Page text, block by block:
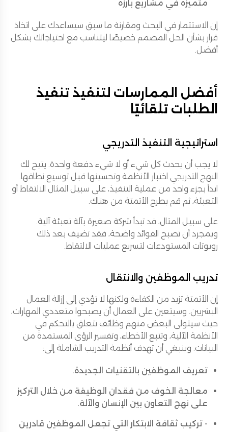
متميزة في مشاريع بارزة
إن الاستثمار في البحث ومقارنة ما سبق سيساعدك على اتخاذ
قرار بشأن الحل المصمم خصيصًا ليتناسب مع احتياجاتك بشكل
أفضل.
أفضل الممارسات لتنفيذ تنفيذ
الطلبات تلقائيًا
استراتيجية التنفيذ التدريجي
لا يجب أن يحدث كل شيء أو لا شيء دفعة واحدة. يتيح لك
النهج التدريجي اختبار الأنظمة وتحسينها قبل توسيع نطاقها.
ابدأ بجزء واحد من عملية التنفيذ، على سبيل المثال الالتقاط أو
التعبئة، ثم قم بطرح الأتمتة من هناك.
على سبيل المثال، قد تبدأ شركة صغيرة بآلة تعبئة آلية.
وبمجرد أن تصبح الفوائد واضحة، فقد تضيف بعد ذلك
روبوتات المستودعات لتسريع عمليات الالتقاط.
تدريب الموظفين والانتقال
إن الأتمتة تزيد من الكفاءة ولكنها لا تؤدي إلى إزالة العمال
البشريين. وسيتعين على العمال أن يصبحوا متعددي المهارات،
حيث سيتولى البعض منهم وظائف تتعلق بالتحكم في
الأنظمة الآلية، وتتبع الأخطاء، وتفسير الرؤى المستمدة من
البيانات. وينبغي أن تهدف أنظمة التدريب الشاملة إلى:
تعريف الموظفين بالتقنيات الجديدة.
معالجة الخوف من فقدان الوظيفة من خلال التركيز
على نهج التعاون بين الإنسان والآلة.
- تركيب ثقافة الابتكار التي تجعل الموظفين قادرين